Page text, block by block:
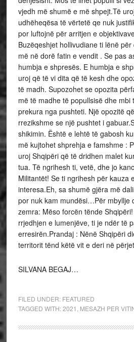
vjedh më shumë e më shpejt.Të
udhëheqësa të vërtetë qe nuk
por luftojnë për arritjen e
Buzëqeshjet hollivudiane ti lënë
më në dorë fatin e vendit . Se pas
humbja e shpresës. E humbja e
uroj që të vi dita që të kesh dhe
të madh. Supozohet se opozita
më të madhe të popullsisë dhe mbi
prekura nga pushteti. Një opozitë
rrezikshme se një pushtet i
shikimin. Është e lehtë të gabosh
më kujtohet shprehja e famshme :
uroj Shqipëri që të dridhen malet
tua. Të ngrihesh ti, vetë, dhe jo
Militantët! Se ti ngrihesh për kauza
interesa.Eh, sa shumë gjëra më
por nuk kam mundësi…Për mbyllje
zemra: Mëso forcën tënde
rrjedhjen e lumenjëve, ti je ndër të
erresirën.Prandaj : Nënë Shqipëri
territorit tënd këtë vit e deri në
SILVANA BEGAJ…
FILED UNDER: FEATURED
TAGGED WITH:2021 MESAZH PER